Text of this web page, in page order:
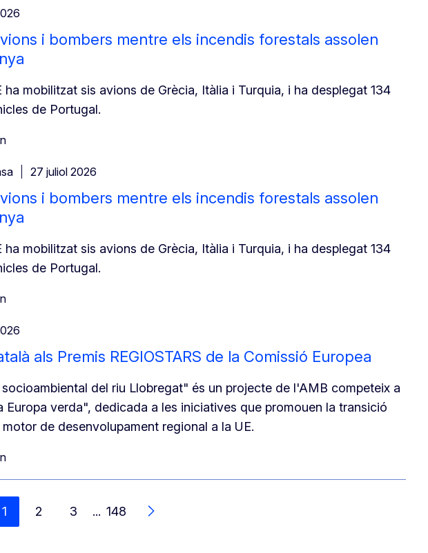
i bombers mentre els incendis forestals assolen
ha mobilitzat sis avions de Grècia, Itàlia i Turquia, i ha desplegat 134
de Portugal.
27 juliol 2026
i bombers mentre els incendis forestals assolen
ha mobilitzat sis avions de Grècia, Itàlia i Turquia, i ha desplegat 134
de Portugal.
als Premis REGIOSTARS de la Comissió Europea
del riu Llobregat" és un projecte de l'AMB competeix a
Europa verda", dedicada a les iniciatives que promouen la transició
de desenvolupament regional a la UE.
1 2 3 ... 148
Següent